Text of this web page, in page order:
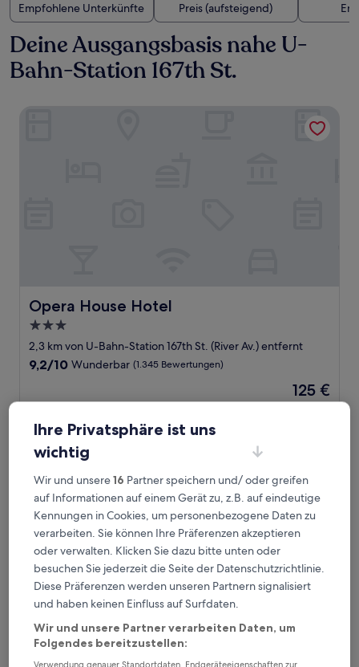
Empfohlene Unterkünfte
Preis (aufsteigend)
Deine Ausgangsbasis nahe U-
Bahn-Station 167th St.
Opera House Hotel
Opera House Hotel
3.0-
Sterne-
Unterkunft
2,3 km von U-Bahn-Station 167th St. (River Av.) entfernt
9.2
Wunderbar,
(1.345
Bewertungen)
9,2/10 Wunderbar (1.345 Bewertungen)
Der
Preis
125 €
inkl. Steuern & Gebühren
Radio Hotel
Radio Hotel
Radio Hotel
Ihre Privatsphäre ist uns
wichtig
Wir und unsere16 Partner speichern und/ oder greifen
auf Informationen auf einem Gerät zu, z.B. auf eindeutige
Kennungen in Cookies, um personenbezogene Daten zu
verarbeiten. Sie können Ihre Präferenzen akzeptieren
oder verwalten. Klicken Sie dazu bitte unten oder
besuchen Sie jederzeit die Seite der Datenschutzrichtlinie.
Diese Präferenzen werden unseren Partnern signalisiert
und haben keinen Einfluss auf Surfdaten.
Wir und unsere Partner verarbeiten Daten, um
Folgendes bereitzustellen:
Verwendung genauer Standortdaten. Endgeräteeigenschaften zur